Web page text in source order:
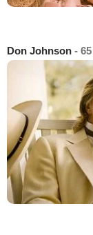
Don Johnson - 65